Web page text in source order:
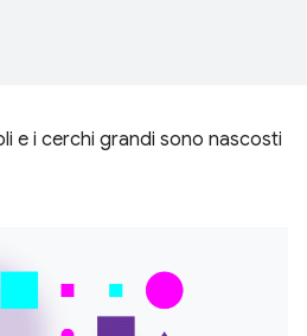
e i cerchi grandi sono nascosti